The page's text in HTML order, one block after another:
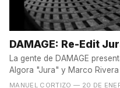
DAMAGE: Re-Edit
La gente de DAMAGE
Algora "Jura" y Marco
MANUEL CORTIZO — 20 DE